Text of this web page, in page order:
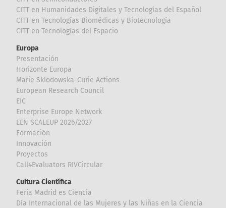
CITT en Humanidades Digitales y Tecnologías del Español
CITT en Tecnologías Biomédicas y Biotecnología
CITT en Tecnologías del Espacio
Europa
Presentación
Horizonte Europa
Marie Sklodowska-Curie Actions
European Research Council
EIC
Enterprise Europe Network
EEN SCALEUP 2026/2027
Formación
Innovación
Proyectos
Call4Evaluators RIVCircular
Cultura Científica
Feria Madrid es Ciencia
Día Internacional de las Mujeres y las Niñas en la Ciencia